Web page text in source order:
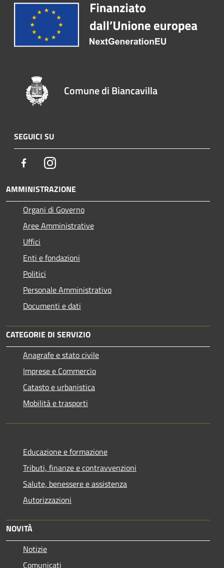
Comune di Biancavilla
SEGUICI SU
FacebookInstagram
AMMINISTRAZIONE
Organi di Governo
Aree Amministrative
Uffici
Enti e fondazioni
Politici
Personale Amministrativo
Documenti e dati
CATEGORIE DI SERVIZIO
Anagrafe e stato civile
Imprese e Commercio
Catasto e urbanistica
Mobilità e trasporti
Educazione e formazione
Tributi, finanze e contravvenzioni
Salute, benessere e assistenza
Autorizzazioni
NOVITÀ
Notizie
Comunicati